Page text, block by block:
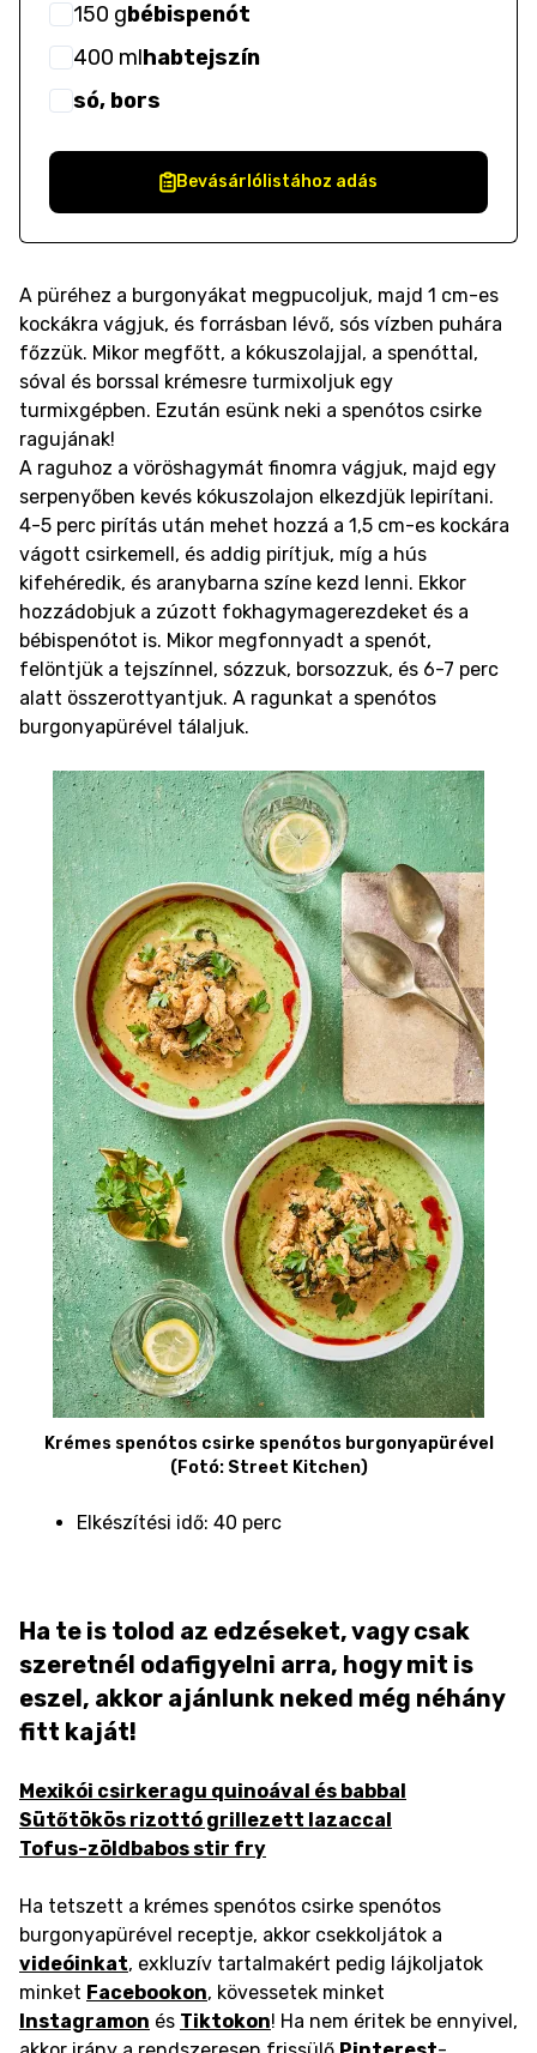
150 gbébispenót
400 mlhabtejszín
só, bors
Bevásárlólistához adás
A püréhez a burgonyákat megpucoljuk, majd 1 cm-es
kockákra vágjuk, és forrásban lévő, sós vízben puhára
főzzük. Mikor megfőtt, a kókuszolajjal, a spenóttal,
sóval és borssal krémesre turmixoljuk egy
turmixgépben. Ezután esünk neki a spenótos csirke
ragujának!
A raguhoz a vöröshagymát finomra vágjuk, majd egy
serpenyőben kevés kókuszolajon elkezdjük lepirítani.
4-5 perc pirítás után mehet hozzá a 1,5 cm-es kockára
vágott csirkemell, és addig pirítjuk, míg a hús
kifehéredik, és aranybarna színe kezd lenni. Ekkor
hozzádobjuk a zúzott fokhagymagerezdeket és a
bébispenótot is. Mikor megfonnyadt a spenót,
felöntjük a tejszínnel, sózzuk, borsozzuk, és 6-7 perc
alatt összerottyantjuk. A ragunkat a spenótos
burgonyapürével tálaljuk.
Krémes spenótos csirke spenótos burgonyapürével
(Fotó: Street Kitchen)
Elkészítési idő: 40 perc
Ha te is tolod az edzéseket, vagy csak
szeretnél odafigyelni arra, hogy mit is
eszel, akkor ajánlunk neked még néhány
fitt kaját!
Mexikói csirkeragu quinoával és babbal
Sütőtökös rizottó grillezett lazaccal
Tofus-zöldbabos stir fry
Ha tetszett a krémes spenótos csirke spenótos
burgonyapürével receptje, akkor csekkoljátok a
videóinkat, exkluzív tartalmakért pedig lájkoljatok
minket Facebookon, kövessetek minket
Instagramon és Tiktokon! Ha nem éritek be ennyivel,